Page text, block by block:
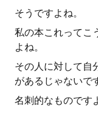
そうですよね。
私の本これってこ
よね。
その人に対して自
があるじゃないで
名刺的なものです